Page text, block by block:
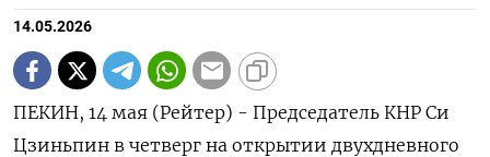
14.05.2026
ПЕКИН, 14 мая (Рейтер) - Председатель КНР Си
Цзиньпин в четверг на открытии двухдневного